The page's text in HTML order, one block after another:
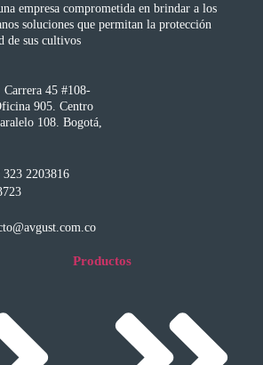
empresa comprometida en brindar a los
soluciones que permitan la protección
de sus cultivos
45 #108-
905. Centro
108. Bogotá,
2203816
Productos